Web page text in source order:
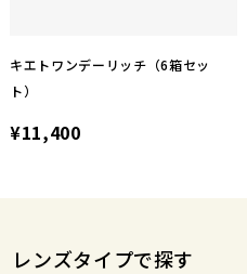
キエトワンデーリッチ（6箱セッ
ト）
¥11,400
レンズタイプで探す